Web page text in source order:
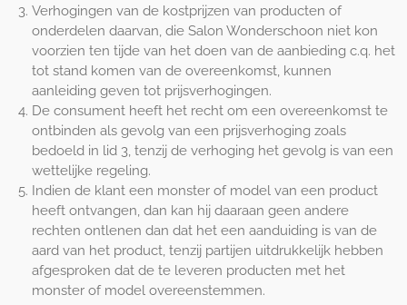
Verhogingen van de kostprijzen van producten of
onderdelen daarvan, die Salon Wonderschoon niet kon
voorzien ten tijde van het doen van de aanbieding c.q. het
tot stand komen van de overeenkomst, kunnen
aanleiding geven tot prijsverhogingen.
De consument heeft het recht om een overeenkomst te
ontbinden als gevolg van een prijsverhoging zoals
bedoeld in lid 3, tenzij de verhoging het gevolg is van een
wettelijke regeling.
Indien de klant een monster of model van een product
heeft ontvangen, dan kan hij daaraan geen andere
rechten ontlenen dan dat het een aanduiding is van de
aard van het product, tenzij partijen uitdrukkelijk hebben
afgesproken dat de te leveren producten met het
monster of model overeenstemmen.